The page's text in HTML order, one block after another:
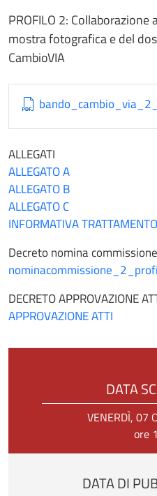
PROFILO 2:
mostra fotografica e del
CambioVIA
ALLEGATI
ALLEGATO A
ALLEGATO B
ALLEGATO C
INFORMATIVA
Decreto nomina commissione
DECRETO APPROVAZIONE
APPROVAZIONE ATTI
DATA
VENERDÌ, 07
ore
DATA DI